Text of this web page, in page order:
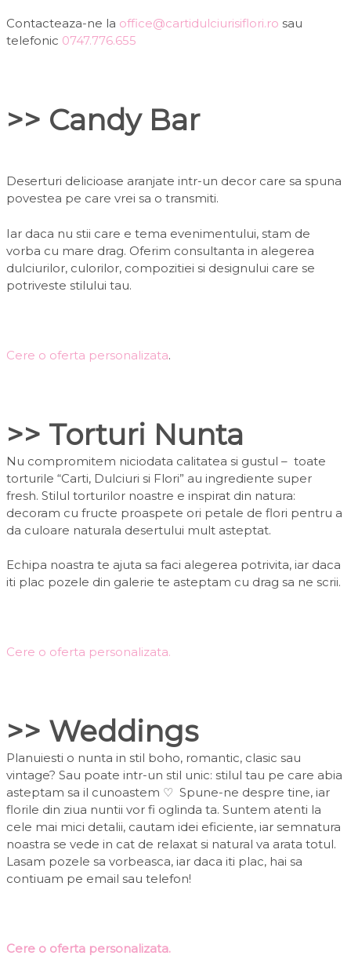
Contacteaza-ne la office@cartidulciurisiflori.ro sau
telefonic 0747.776.655
>> Candy Bar
Deserturi delicioase aranjate intr-un decor care sa spuna
povestea pe care vrei sa o transmiti.
Iar daca nu stii care e tema evenimentului, stam de
vorba cu mare drag. Oferim consultanta in alegerea
dulciurilor, culorilor, compozitiei si designului care se
potriveste stilului tau.
Cere o oferta personalizata.
>> Torturi Nunta
Nu compromitem niciodata calitatea si gustul – toate
torturile “Carti, Dulciuri si Flori” au ingrediente super
fresh. Stilul torturilor noastre e inspirat din natura:
decoram cu fructe proaspete ori petale de flori pentru a
da culoare naturala desertului mult asteptat.
Echipa noastra te ajuta sa faci alegerea potrivita, iar daca
iti plac pozele din galerie te asteptam cu drag sa ne scrii.
Cere o oferta personalizata.
>> Weddings
Planuiesti o nunta in stil boho, romantic, clasic sau
vintage? Sau poate intr-un stil unic: stilul tau pe care abia
asteptam sa il cunoastem ♡ Spune-ne despre tine, iar
florile din ziua nuntii vor fi oglinda ta. Suntem atenti la
cele mai mici detalii, cautam idei eficiente, iar semnatura
noastra se vede in cat de relaxat si natural va arata totul.
Lasam pozele sa vorbeasca, iar daca iti plac, hai sa
contiuam pe email sau telefon!
Cere o oferta personalizata.